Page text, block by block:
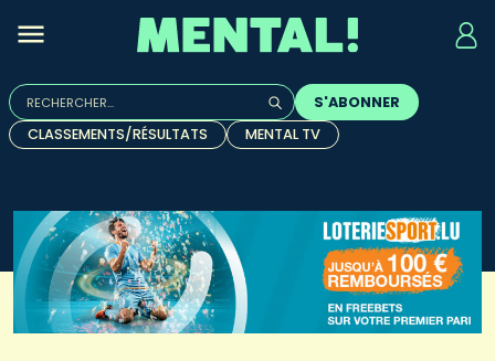
Rechercher :
Quand les résultats de l'auto-complétion sont
S'ABONNER
CLASSEMENTS/RÉSULTATS
MENTAL TV